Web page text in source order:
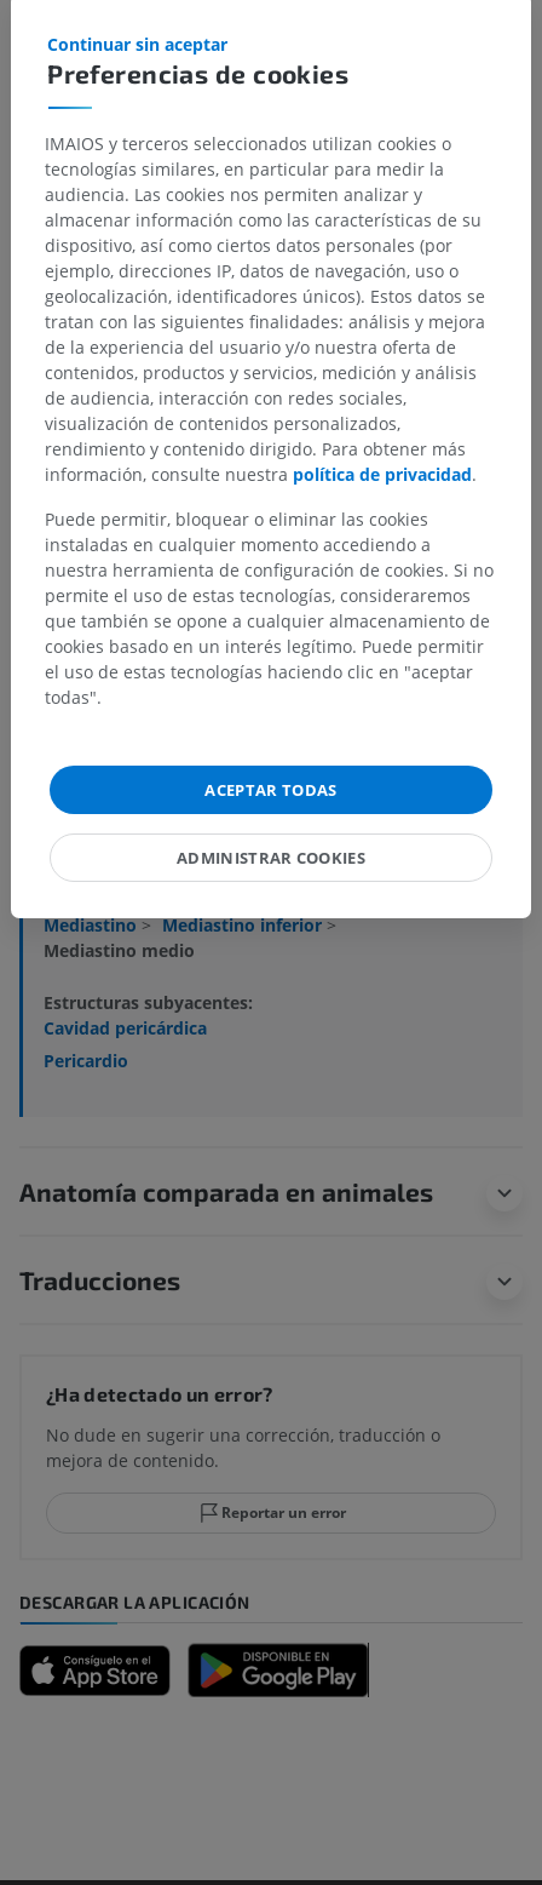
Jerarquía anatómica
Anatomía humana 2
Anatomía humana 1
Mediastino> Mediastino inferior>
Mediastino medio
Estructuras subyacentes:
Cavidad pericárdica
Pericardio
Anatomía comparada en animales
Traducciones
¿Ha detectado un error?
No dude en sugerir una corrección, traducción o
mejora de contenido.
Reportar un error
DESCARGAR LA APLICACIÓN
Preferencias de cookies
Continuar sin aceptar
IMAIOS y terceros seleccionados utilizan cookies o
tecnologías similares, en particular para medir la
audiencia. Las cookies nos permiten analizar y
almacenar información como las características de su
dispositivo, así como ciertos datos personales (por
ejemplo, direcciones IP, datos de navegación, uso o
geolocalización, identificadores únicos). Estos datos se
tratan con las siguientes finalidades: análisis y mejora
de la experiencia del usuario y/o nuestra oferta de
contenidos, productos y servicios, medición y análisis
de audiencia, interacción con redes sociales,
visualización de contenidos personalizados,
rendimiento y contenido dirigido. Para obtener más
información, consulte nuestra política de privacidad.
Puede permitir, bloquear o eliminar las cookies
instaladas en cualquier momento accediendo a
nuestra herramienta de configuración de cookies. Si no
permite el uso de estas tecnologías, consideraremos
que también se opone a cualquier almacenamiento de
cookies basado en un interés legítimo. Puede permitir
el uso de estas tecnologías haciendo clic en "aceptar
todas".
ACEPTAR TODAS
ADMINISTRAR COOKIES